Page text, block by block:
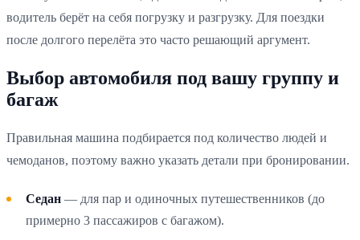
водитель берёт на себя погрузку и разгрузку. Для поездки
после долгого перелёта это часто решающий аргумент.
Выбор автомобиля под вашу группу и
багаж
Правильная машина подбирается под количество людей и
чемоданов, поэтому важно указать детали при бронировании.
Седан — для пар и одиночных путешественников (до
примерно 3 пассажиров с багажом).